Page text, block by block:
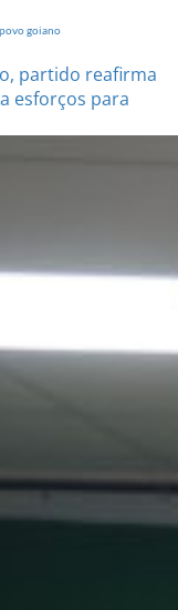
goiano
partido reafirma
esforços para